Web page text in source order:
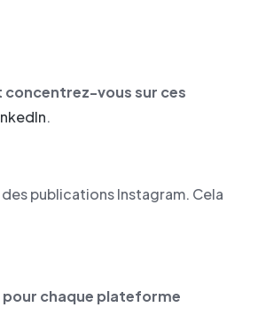
concentrez-vous sur ces
.
publications Instagram. Cela
chaque plateforme